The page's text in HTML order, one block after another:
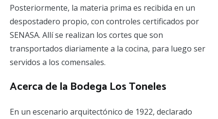
Posteriormente, la materia prima es recibida en un
despostadero propio, con controles certificados por
SENASA. Allí se realizan los cortes que son
transportados diariamente a la cocina, para luego ser
servidos a los comensales.
Acerca de la Bodega Los Toneles
En un escenario arquitectónico de 1922, declarado